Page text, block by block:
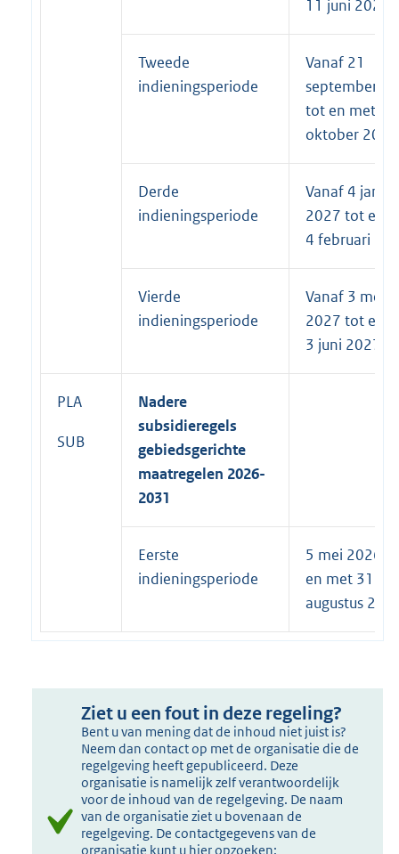
11 juni 2026
Tweede
indieningsperiode
Vanaf 21
september
tot en met 21
oktober 2026
Derde
indieningsperiode
Vanaf 4
2027 tot en
4 februari
Vierde
indieningsperiode
Vanaf 3 mei
2027 tot en
3 juni 2027
PLA
SUB
Nadere
subsidieregels
gebiedsgerichte
maatregelen 2026-
2031
Eerste
indieningsperiode
5 mei 2026
en met 31
augustus
Ziet u een fout in deze regeling?
Bent u van mening dat de inhoud niet juist is?
Neem dan contact op met de organisatie die de
regelgeving heeft gepubliceerd. Deze
organisatie is namelijk zelf verantwoordelijk
voor de inhoud van de regelgeving. De naam
van de organisatie ziet u bovenaan de
regelgeving. De contactgegevens van de
organisatie kunt u hier opzoeken: